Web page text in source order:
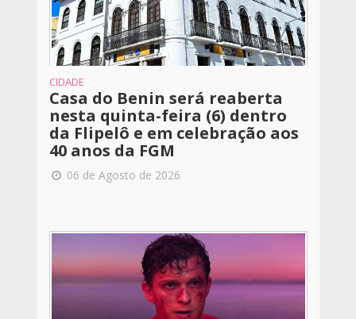
CIDADE
Casa do Benin será reaberta
nesta quinta-feira (6) dentro
da Flipelô e em celebração aos
40 anos da FGM
06 de Agosto de 2026